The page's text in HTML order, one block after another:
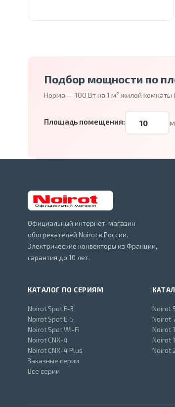
Подбор мощности по
Норма — 100 Вт на 1 м² жилой комнаты
Площадь помещения:
Официальный интернет-магазин
обогревателей Noirot в России.
Электрические конвекторы из Франции,
гарантия до 10 лет.
КАТАЛОГ ПО СЕРИЯМ
Noirot Spot E-3
Noirot Spot E-5
Noirot Spot Wi-Fi
Noirot CNX-4
Noirot CNX-4 Plus
Заказные серии
Все серии
Noirot
Noirot
Noirot
Noirot
Noirot